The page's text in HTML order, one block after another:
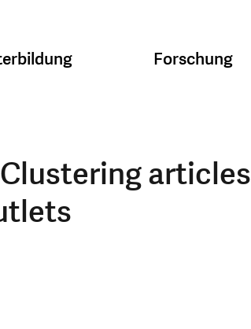
Forschung
articles